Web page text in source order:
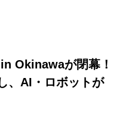
Okinawaが閉幕！
、AI・ロボットが